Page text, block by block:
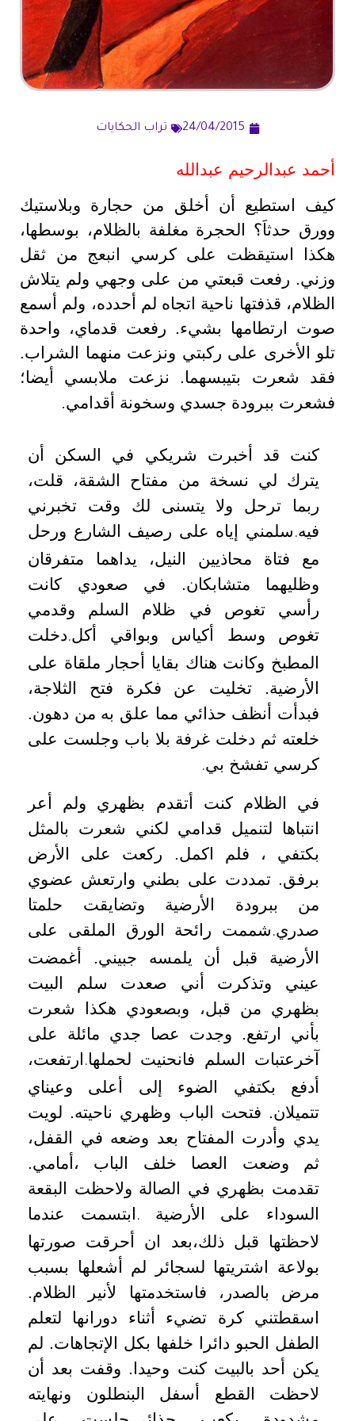
24/04/2015 تراب الحكايات
أحمد عبدالرحيم عبدالله
كيف استطيع أن أخلق من حجارة وبلاستيك
وورق حدثاَ؟ الحجرة مغلفة بالظلام، بوسطها،
هكذا استيقظت على كرسي انبعج من ثقل
وزني. رفعت قبعتي من على وجهي ولم يتلاش
الظلام، قذفتها ناحية اتجاه لم أحدده، ولم أسمع
صوت ارتطامها بشيء. رفعت قدماي، واحدة
تلو الأخرى على ركبتي ونزعت منهما الشراب.
فقد شعرت بتيبسهما. نزعت ملابسي أيضا؛
فشعرت ببرودة جسدي وسخونة أقدامي.
كنت قد أخبرت شريكي في السكن أن
يترك لي نسخة من مفتاح الشقة، قلت،
ربما ترحل ولا يتسنى لك وقت تخبرني
فيه.سلمني إياه على رصيف الشارع ورحل
مع فتاة محاذيين النيل، يداهما متفرقان
وظليهما متشابكان. في صعودي كانت
رأسي تغوص في ظلام السلم وقدمي
تغوص وسط أكياس وبواقي أكل.دخلت
المطبخ وكانت هناك بقايا أحجار ملقاة على
الأرضية. تخليت عن فكرة فتح الثلاجة،
فبدأت أنظف حذائي مما علق به من دهون.
خلعته ثم دخلت غرفة بلا باب وجلست على
كرسي تفشخ بي.
في الظلام كنت أتقدم بظهري ولم أعر
انتباها لتنميل قدامي لكني شعرت بالمثل
بكتفي ، فلم اكمل. ركعت على الأرض
برفق. تمددت على بطني وارتعش عضوي
من ببرودة الأرضية وتضايقت حلمتا
صدري.شممت رائحة الورق الملقى على
الأرضية قبل أن يلمسه جبيني. أغمضت
عيني وتذكرت أني صعدت سلم البيت
بظهري من قبل، وبصعودي هكذا شعرت
بأني ارتفع. وجدت عصا جدي مائلة على
آخرعتبات السلم فانحنيت لحملها. ارتفعت،
أدفع بكتفي الضوء إلى أعلى وعيناي
تتميلان. فتحت الباب وظهري ناحيته. لويت
يدي وأدرت المفتاح بعد وضعه في القفل،
ثم وضعت العصا خلف الباب ،أمامي.
تقدمت بظهري في الصالة ولاحظت البقعة
السوداء على الأرضية . ابتسمت عندما
لاحظتها قبل ذلك،بعد ان أحرقت صورتها
بولاعة اشتريتها لسجائر لم أشعلها بسبب
مرض بالصدر، فاستخدمتها لأنير الظلام.
اسقطتني كرة تضيء أثناء دورانها لتعلم
الطفل الحبو دائرا خلفها بكل الإتجاهات. لم
يكن أحد بالبيت كنت وحيدا. وقفت بعد أن
لاحظت القطع أسفل البنطلون ونهايته